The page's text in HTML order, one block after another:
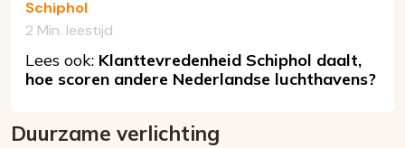
Schiphol
2 Min. leestijd
Lees ook: Klanttevredenheid Schiphol daalt,
hoe scoren andere Nederlandse luchthavens?
Duurzame verlichting